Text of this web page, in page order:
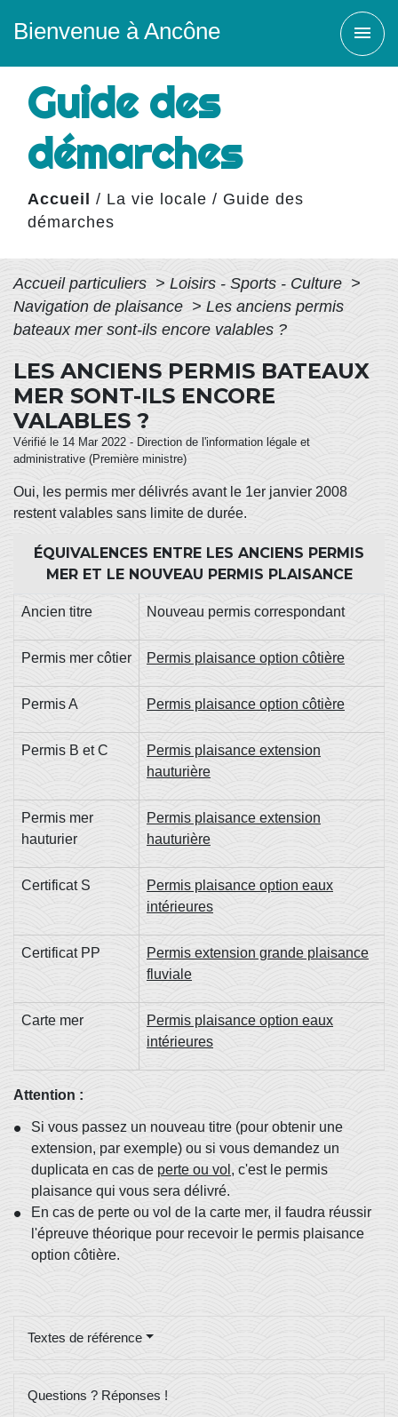
Bienvenue à Ancône menu
Guide des
démarches
Accueil / La vie locale / Guide des
démarches
Accueil particuliers > Loisirs - Sports - Culture >
Navigation de plaisance > Les anciens permis
bateaux mer sont-ils encore valables ?
LES ANCIENS PERMIS BATEAUX
MER SONT-ILS ENCORE
VALABLES ?
Vérifié le 14 Mar 2022 - Direction de l'information légale et
administrative (Première ministre)
Oui, les permis mer délivrés avant le 1er janvier 2008
restent valables sans limite de durée.
ÉQUIVALENCES ENTRE LES ANCIENS PERMIS
MER ET LE NOUVEAU PERMIS PLAISANCE
Ancien titre Nouveau permis correspondant
Permis mer côtier Permis plaisance option côtière
Permis A Permis plaisance option côtière
Permis B et C
Permis plaisance extension
hauturière
Permis mer
hauturier
Permis plaisance extension
hauturière
Certificat S
Permis plaisance option eaux
intérieures
Certificat PP
Permis extension grande plaisance
fluviale
Carte mer
Permis plaisance option eaux
intérieures
Attention :
Si vous passez un nouveau titre (pour obtenir une
extension, par exemple) ou si vous demandez un
duplicata en cas de perte ou vol , c'est le permis
plaisance qui vous sera délivré.
En cas de perte ou vol de la carte mer, il faudra réussir
l'épreuve théorique pour recevoir le permis plaisance
option côtière.
Textes de référence
Questions ? Réponses !